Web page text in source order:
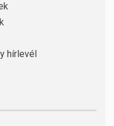
hírlevél